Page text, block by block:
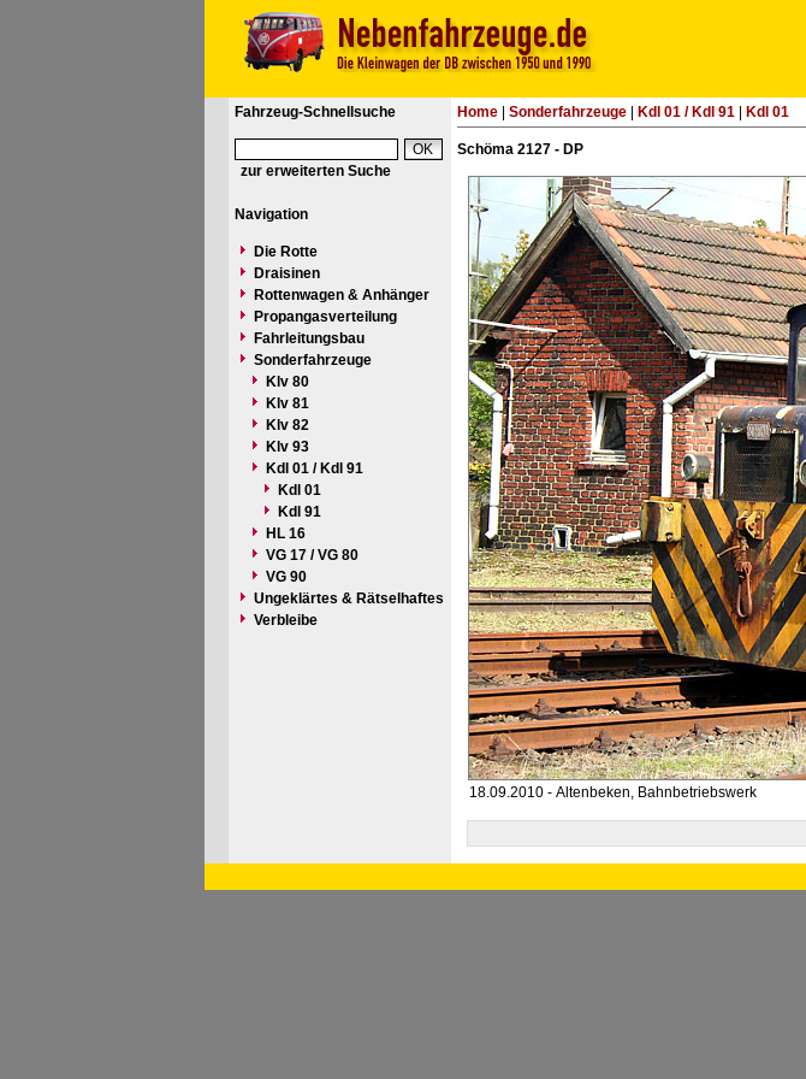
Fahrzeug-Schnellsuche
zur erweiterten Suche
Navigation
Die Rotte
Draisinen
Rottenwagen & Anhänger
Propangasverteilung
Fahrleitungsbau
Sonderfahrzeuge
Klv 80
Klv 81
Klv 82
Klv 93
Kdl 01 / Kdl 91
Kdl 01
Kdl 91
HL 16
VG 17 / VG 80
VG 90
Ungeklärtes & Rätselhaftes
Verbleibe
Home| Sonderfahrzeuge| Kdl 01 / Kdl 91| Kdl 01
Schöma 2127 - DP
18.09.2010 - Altenbeken, Bahnbetriebswerk